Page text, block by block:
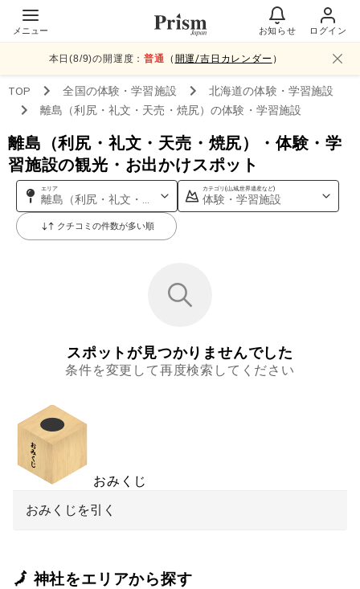
メニュー お知らせ ログイン
本日(8/9)の開運度：普通 （ 開運/吉日カレンダー ）
TOP 全国の体験・学習施設 北海道の体験・学習施設
離島（利尻・礼文・天売・焼尻）の体験・学習施設
離島（利尻・礼文・天売・焼尻）・体験・学
習施設の観光・お出かけスポット
エリア
離島（利尻・礼文・天売・焼尻）
カテゴリ(山,城,世界遺産など)
体験・学習施設
クチコミの件数が多い順
スポットが見つかりませんでした
条件を変更して再度検索してください
おみくじ
おみくじを引く
🗾 神社をエリアから探す